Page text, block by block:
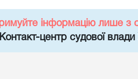
інформацію лише з
центр судової